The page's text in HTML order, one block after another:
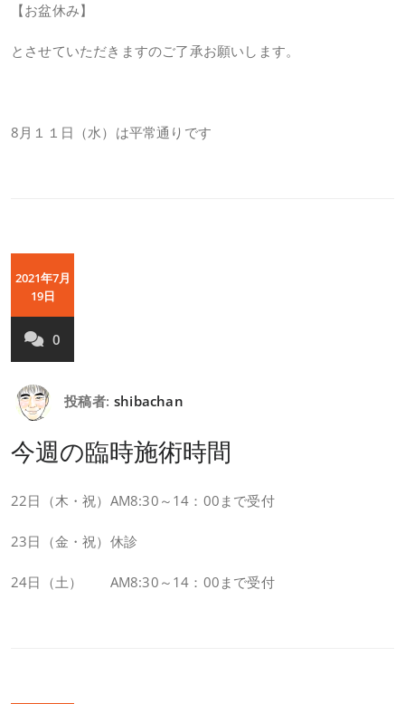
【お盆休み】
とさせていただきますのご了承お願いします。
8月１１日（水）は平常通りです
2021年7月
19日
0
投稿者: shibachan
今週の臨時施術時間
22日（木・祝）AM8:30～14：00まで受付
23日（金・祝）休診
24日（土） AM8:30～14：00まで受付